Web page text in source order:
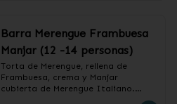
Barra Merengue Frambuesa
Manjar (12 -14 personas)
Torta de Merengue, rellena de
Frambuesa, crema y Manjar
cubierta de Merengue Italiano.